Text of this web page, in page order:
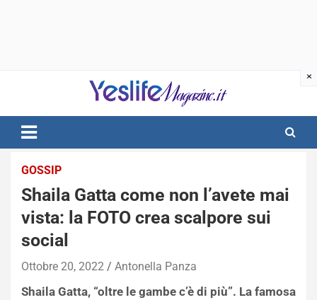
notizie di intrattenimento
GOSSIP
Shaila Gatta come non l’avete mai
vista: la FOTO crea scalpore sui
social
Ottobre 20, 2022 Antonella Panza
Shaila Gatta, “oltre le gambe c’è di più”. La famosa